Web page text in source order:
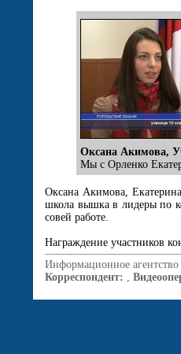
Оксана Акимова,
Мы с Орленко
Оксана Акимова,
школа вышка в лидеры по
совей работе.
Награждение участников
Информационное
Корреспондент: ,